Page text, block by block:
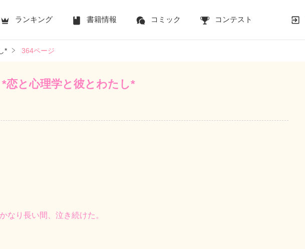
ランキング 書籍情報 コミック コンテスト
* 364ページ
と心理学と彼とわたし*
なり長い間、泣き続けた。